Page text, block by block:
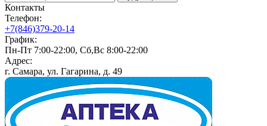
Контакты
Телефон:
+7(846)379-20-14
График:
Пн-Пт 7:00-22:00, Сб,Вс 8:00-22:00
Адрес:
г. Самара, ул. Гагарина, д. 49